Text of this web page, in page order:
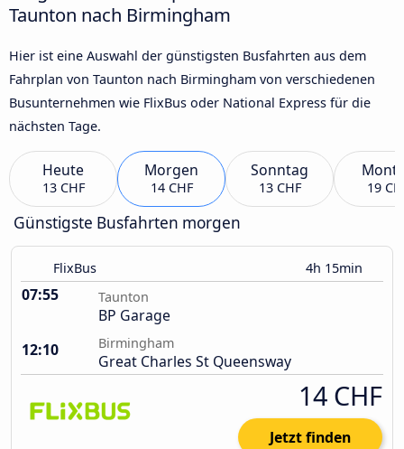
Taunton nach Birmingham
Hier ist eine Auswahl der günstigsten Busfahrten aus dem
Fahrplan von Taunton nach Birmingham von verschiedenen
Busunternehmen wie FlixBus oder National Express für die
nächsten Tage.
Heute
13 CHF
Morgen
14 CHF
Sonntag
13 CHF 19
Günstigste Busfahrten morgen
FlixBus 4h 15min
07:55 Taunton
BP Garage
12:10
Birmingham
Great Charles St Queensway
14 CHF
Jetzt finden